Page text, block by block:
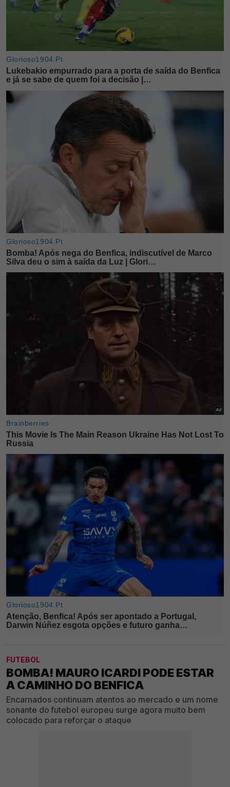
FUTEBOL
BOMBA! MAURO ICARDI PODE ESTAR
A CAMINHO DO BENFICA
Encarnados continuam atentos ao mercado e um nome
sonante do futebol europeu surge agora muito bem
colocado para reforçar o ataque